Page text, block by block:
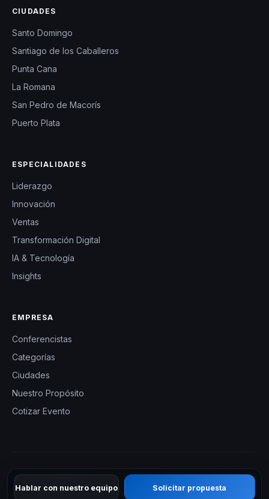
Hablar con nuestro equipo Solicitar propuesta
CIUDADES
Santo Domingo
Santiago de los Caballeros
Punta Cana
La Romana
San Pedro de Macorís
Puerto Plata
ESPECIALIDADES
Liderazgo
Innovación
Ventas
Transformación Digital
IA & Tecnología
Insights
EMPRESA
Conferencistas
Categorías
Ciudades
Nuestro Propósito
Cotizar Evento
© 2026 CHM República Dominicana — Charlas Motivacionales en
República Dominicana. Todos los derechos reservados.